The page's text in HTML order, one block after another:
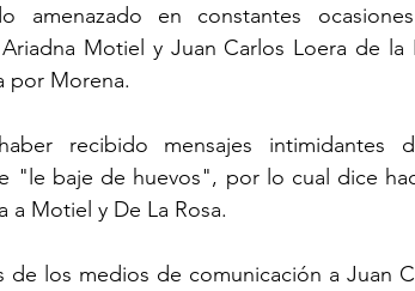
amenazado en constantes
Motiel y Juan Carlos Loera de la
por Morena.
recibido mensajes intimidantes
"le baje de huevos", por lo cual dice
a Motiel y De La Rosa.
los medios de comunicación a Juan